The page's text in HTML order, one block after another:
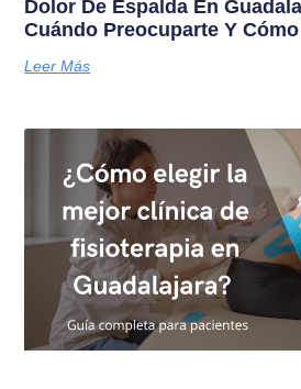
Dolor De Espalda En
Cuándo Preocuparte Y
Leer Más